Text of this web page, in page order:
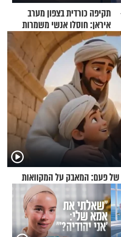
תקיפה כורדית בצפון מערב
איראן: חוסלו אנשי משמרות
המהפכה
פעם: המאבק על המקוואות